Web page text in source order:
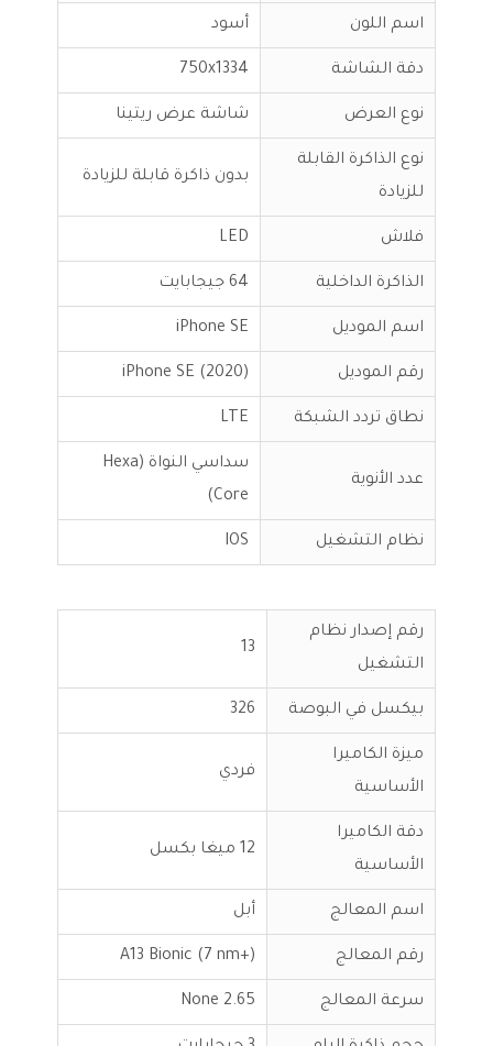
اسم اللون أسود
دقة الشاشة 750x1334
نوع العرض شاشة عرض ريتينا
نوع الذاكرة القابلة
للزيادة
بدون ذاكرة قابلة للزيادة
فلاش LED
الذاكرة الداخلية 64 جيجابايت
اسم الموديل iPhone SE
رقم الموديل iPhone SE (2020)
نطاق تردد الشبكة LTE
عدد الأنوية
سداسي النواة (Hexa
Core)
نظام التشغيل IOS
رقم إصدار نظام
التشغيل
13
بيكسل في البوصة 326
ميزة الكاميرا
الأساسية
فردي
دقة الكاميرا
الأساسية
12 ميغا بكسل
اسم المعالج أبل
رقم المعالج A13 Bionic (7 nm+)
سرعة المعالج 2.65 None